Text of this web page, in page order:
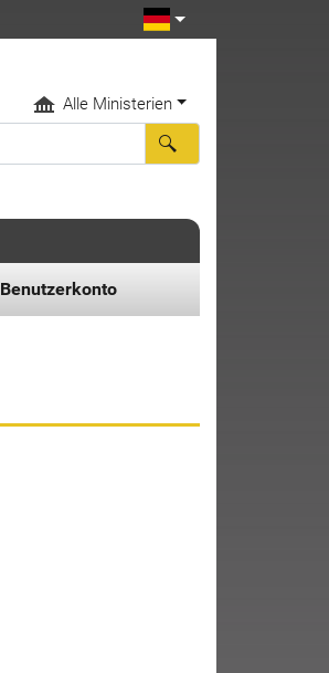
Alle Ministerien
Benutzerkonto